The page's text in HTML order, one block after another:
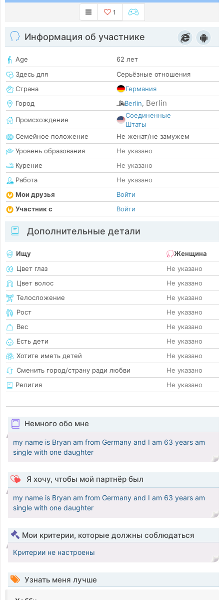
1
Информация об участнике
Age
62 лет
Здесь для
Серьёзные отношения
Страна
Германия
Город
Berlin, Berlin
Происхождение
Соединенные
Штаты
Семейное положение
Не женат/не замужем
Уровень образования
Не указано
Курение
Не указано
Работа
Не указано
Мои друзья
Войти
Участник с
Войти
Дополнительные детали
Ищу
Женщина
Цвет глаз
Не указано
Цвет волос
Не указано
Телосложение
Не указано
Рост
Не указано
Вес
Не указано
Есть дети
Не указано
Хотите иметь детей
Не указано
Сменить город/страну ради любви
Не указано
Религия
Не указано
Немного обо мне
my name is Bryan am from Germany and I am 63 years am
single with one daughter
Я хочу, чтобы мой партнёр был
my name is Bryan am from Germany and I am 63 years am
single with one daughter
Мои критерии, которые должны соблюдаться
Критерии не настроены
Узнать меня лучше